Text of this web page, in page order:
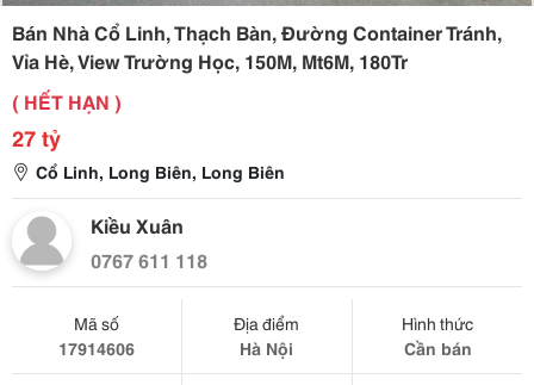
Bán Nhà Cổ Linh, Thạch Bàn, Đường Container Tránh,
Vỉa Hè, View Trường Học, 150M, Mt6M, 180Tr
( HẾT HẠN )
27 tỷ
Cổ Linh, Long Biên, Long Biên
Kiều Xuân
0767 611 118
Mã số
17914606
Địa điểm
Hà Nội
Hình thức
Cần bán